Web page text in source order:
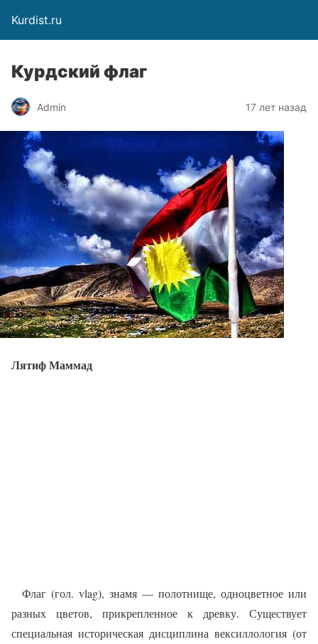
Kurdist.ru
Курдский флаг
Admin 17 лет назад
Лятиф Маммад
Флаг (гол. vlag), знамя — полотнище, одноцветное или
разных цветов, прикрепленное к древку. Существует
специальная историческая дисциплина вексиллология (от